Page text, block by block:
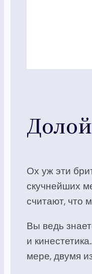
Ох уж эти
скучнейших
считают, что
Вы ведь
и
мере, двумя